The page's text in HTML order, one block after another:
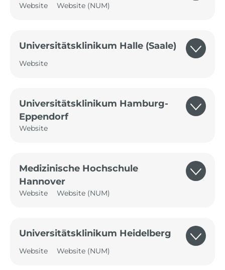
Website Website (NUM)
Universitätsklinikum Halle (Saale)
Website
Universitätsklinikum Hamburg-
Eppendorf
Website
Medizinische Hochschule
Hannover
Website Website (NUM)
Universitätsklinikum Heidelberg
Website Website (NUM)